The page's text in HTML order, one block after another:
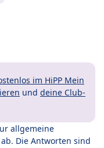
im HiPP Mein
und deine Club-
allgemeine
Die Antworten sind